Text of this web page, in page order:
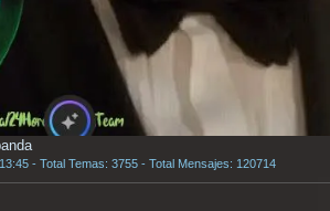
- Total Temas: 3755 - Total Mensajes: 120714